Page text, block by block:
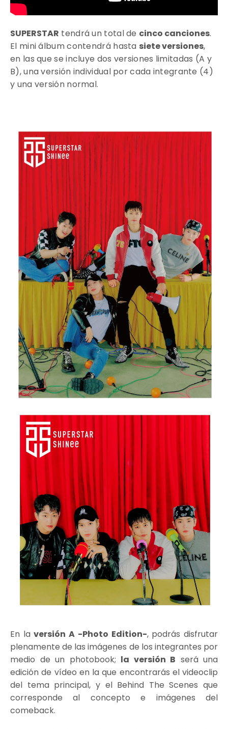
SUPERSTAR tendrá un total de cinco canciones.
El mini álbum contendrá hasta siete versiones,
en las que se incluye dos versiones limitadas (A y
B), una versión individual por cada integrante (4)
y una versión normal.
En laversión A -Photo Edition-, podrás disfrutar
plenamente de las imágenes de los integrantes por
medio de un photobook; la versión B será una
edición de vídeo en la que encontrarás el videoclip
del tema principal, y el Behind The Scenes que
corresponde al concepto e imágenes del
comeback.